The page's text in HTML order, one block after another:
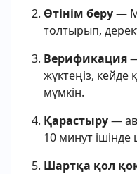
Өтінім беру—
толтырып,
Верификация
жүктеңіз,
мүмкін.
Қарастыру—
10 минут
Шартқа қол